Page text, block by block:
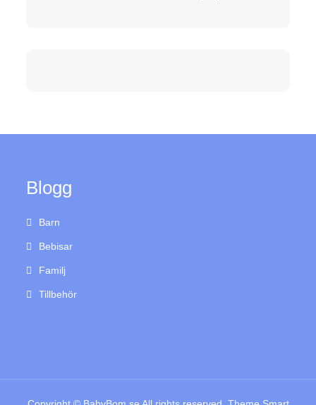
Blogg
Barn
Bebisar
Familj
Tillbehör